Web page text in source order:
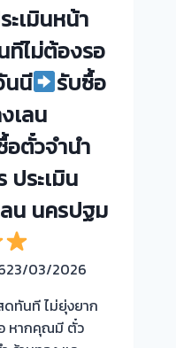
ะเมินหน้า
ไม่ต้องรอ
นนี
รับซื้อ
เลน
อตั๋วจำนำ
ประเมิน
น นครปฐม
23/03/2026
ดทันที ไม่ยุ่งยาก
หากคุณมี ตั๋ว